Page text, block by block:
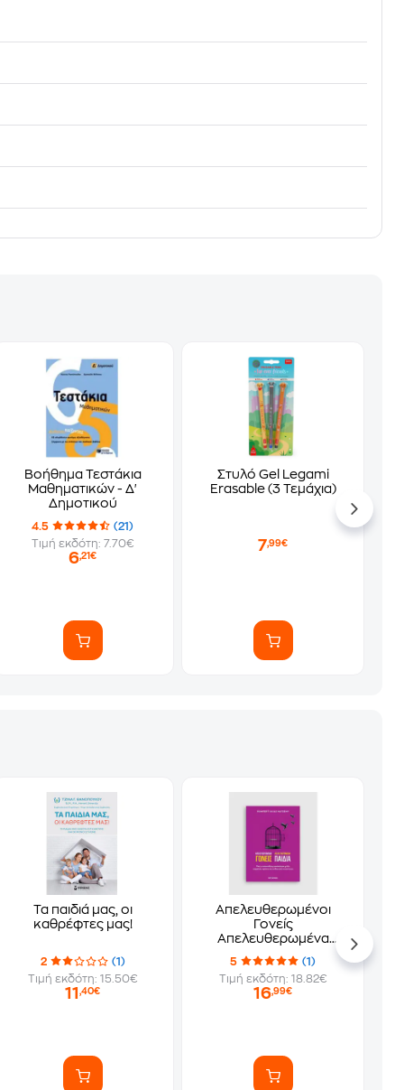
Βοήθημα Τεστάκια
Μαθηματικών - Δ'
Δημοτικού
4.5
(21)
Τιμή εκδότη: 7.70€
6,21€
Στυλό Gel Legami
Erasable (3 Τεμάχια)
7,99€
Τα παιδιά μας, οι
καθρέφτες μας!
2
(1)
Τιμή εκδότη: 15.50€
11,40€
Απελευθερωμένοι
Γονείς
Απελευθερωμένα
Παιδιά
5
(1)
Τιμή εκδότη: 18.82€
16,99€